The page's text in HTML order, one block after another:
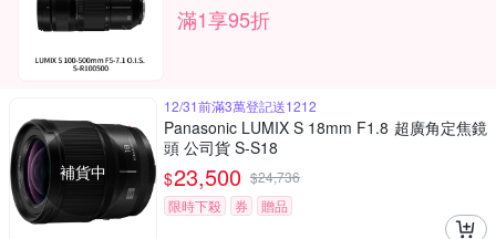
滿1享95折
補貨中
12/31前滿3萬登記送1212
Panasonic LUMIX S 18mm F1.8 超廣角定焦鏡
頭 公司貨 S-S18
$23,500 $24,736
限時下殺
券 贈品